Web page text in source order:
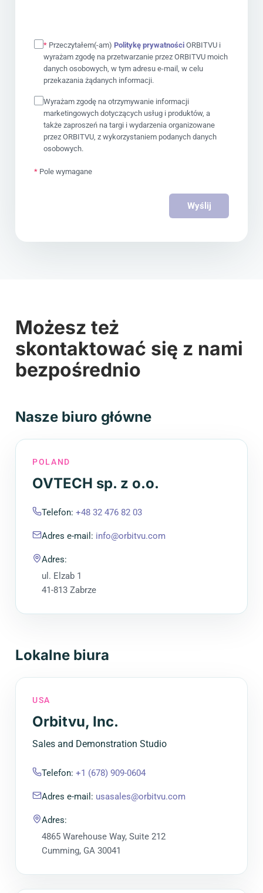
* Przeczytałem(-am) Politykę prywatności ORBITVU i
wyrażam zgodę na przetwarzanie przez ORBITVU moich
danych osobowych, w tym adresu e-mail, w celu
przekazania żądanych informacji.
Wyrażam zgodę na otrzymywanie informacji
marketingowych dotyczących usług i produktów, a
także zaproszeń na targi i wydarzenia organizowane
przez ORBITVU, z wykorzystaniem podanych danych
osobowych.
* Pole wymagane
Wyślij
Możesz też
skontaktować się z nami
bezpośrednio
Nasze biuro główne
POLAND
OVTECH sp. z o.o.
Telefon: +48 32 476 82 03
Adres e-mail : info@orbitvu.com
Adres:
ul. Elzab 1
41-813 Zabrze
Lokalne biura
USA
Orbitvu, Inc.
Sales and Demonstration Studio
Telefon: +1 (678) 909-0604
Adres e-mail : usasales@orbitvu.com
Adres:
4865 Warehouse Way, Suite 212
Cumming, GA 30041